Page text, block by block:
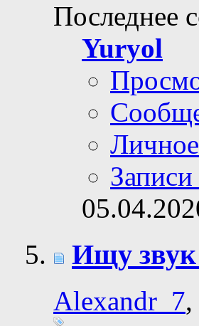
Последнее
Yuryol
Ищу звук
Alexandr_7